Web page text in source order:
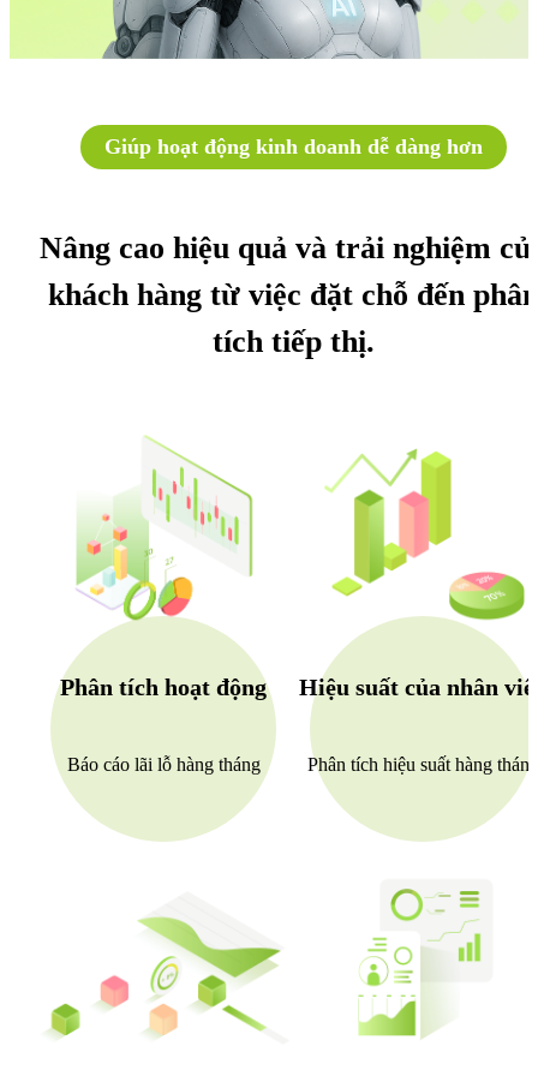
Giúp hoạt động kinh doanh dễ dàng hơn
Nâng cao hiệu quả và trải nghiệm
khách hàng từ việc đặt chỗ đến phân
tích tiếp thị.
Phân tích hoạt động
Báo cáo lãi lỗ hàng tháng
Hiệu suất của nhân
Phân tích hiệu suất hàng tháng